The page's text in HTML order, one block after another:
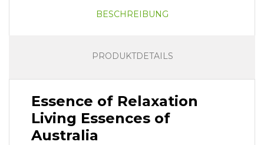
BESCHREIBUNG
PRODUKTDETAILS
Essence of Relaxation
Living Essences of
Australia